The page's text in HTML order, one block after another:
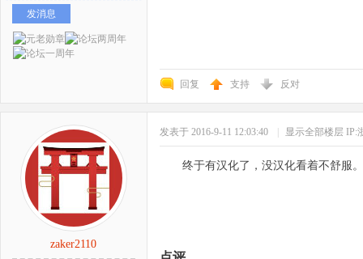
发消息
回复 支持 反对
zaker2110
发表于 2016-9-11 12:03:40 显示全部楼层 IP:
终于有汉化了，没汉化看着不舒服